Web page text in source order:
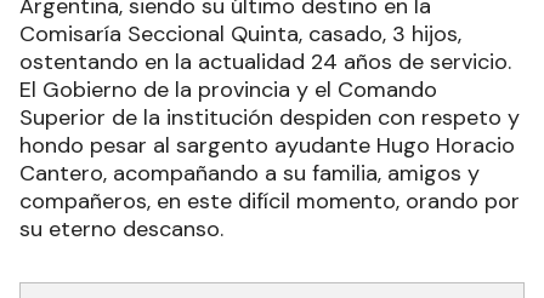
Comisaría Seccional Quinta, casado, 3 hijos,
ostentando en la actualidad 24 años de servicio.
El Gobierno de la provincia y el Comando
Superior de la institución despiden con respeto y
hondo pesar al sargento ayudante Hugo Horacio
Cantero, acompañando a su familia, amigos y
compañeros, en este difícil momento, orando por
su eterno descanso.